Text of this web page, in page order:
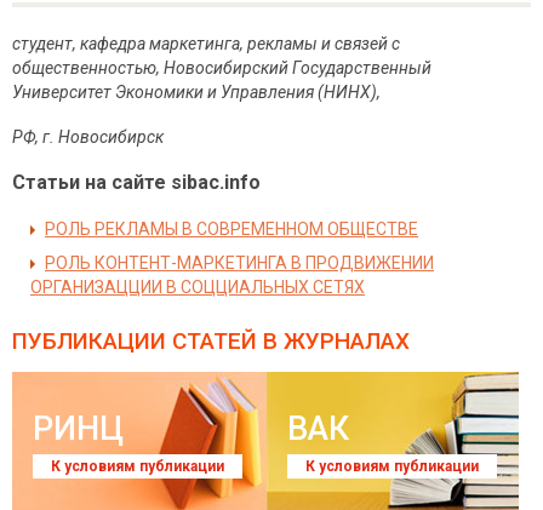
студент, кафедра маркетинга, рекламы и связей с
общественностью, Новосибирский Государственный
Университет Экономики и Управления (НИНХ),
РФ, г. Новосибирск
Статьи на сайте sibac.info
РОЛЬ РЕКЛАМЫ В СОВРЕМЕННОМ ОБЩЕСТВЕ
РОЛЬ КОНТЕНТ-МАРКЕТИНГА В ПРОДВИЖЕНИИ
ОРГАНИЗАЦЦИИ В СОЦЦИАЛЬНЫХ СЕТЯХ
ПУБЛИКАЦИИ СТАТЕЙ В ЖУРНАЛАХ
РИНЦ
К условиям публикации
ВАК
К условиям публикации